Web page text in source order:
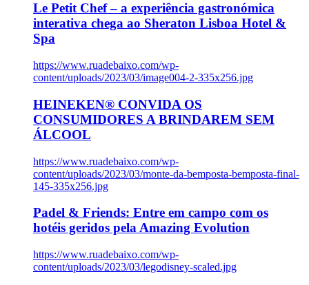
Le Petit Chef – a experiência gastronómica
interativa chega ao Sheraton Lisboa Hotel &
Spa
https://www.ruadebaixo.com/wp-
content/uploads/2023/03/image004-2-335x256.jpg
HEINEKEN® CONVIDA OS
CONSUMIDORES A BRINDAREM SEM
ÁLCOOL
https://www.ruadebaixo.com/wp-
content/uploads/2023/03/monte-da-bemposta-bemposta-final-
145-335x256.jpg
Padel & Friends: Entre em campo com os
hotéis geridos pela Amazing Evolution
https://www.ruadebaixo.com/wp-
content/uploads/2023/03/legodisney-scaled.jpg